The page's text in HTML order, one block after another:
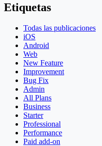
Etiquetas
Todas las publicaciones
iOS
Android
Web
New Feature
Improvement
Bug Fix
Admin
All Plans
Business
Starter
Professional
Performance
Paid add-on